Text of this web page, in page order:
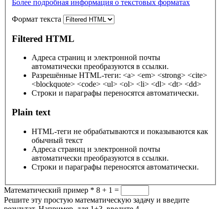
Более подробная информация о текстовых форматах
Формат текста
Filtered HTML
Адреса страниц и электронной почты
автоматически преобразуются в ссылки.
Разрешённые HTML-теги: <a> <em> <strong> <cite>
<blockquote> <code> <ul> <ol> <li> <dl> <dt> <dd>
Строки и параграфы переносятся автоматически.
Plain text
HTML-теги не обрабатываются и показываются как
обычный текст
Адреса страниц и электронной почты
автоматически преобразуются в ссылки.
Строки и параграфы переносятся автоматически.
Математический пример * 8 + 1 =
Решите эту простую математическую задачу и введите